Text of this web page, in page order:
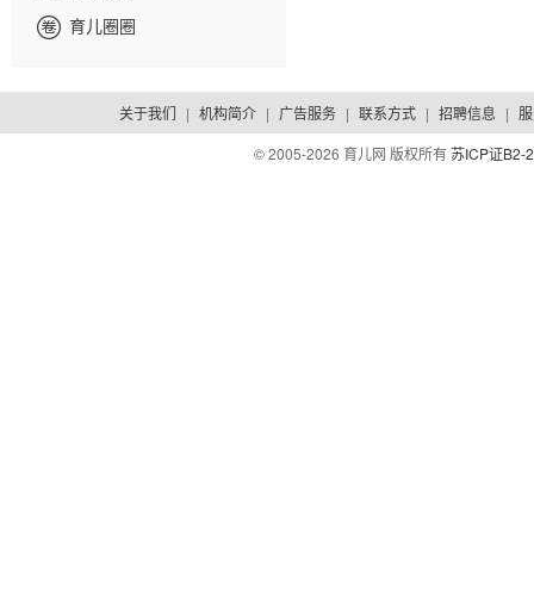
育儿圈圈
关于我们 | 机构简介 | 广告服务 | 联系方式 | 招聘信息 |
© 2005-2026 育儿网 版权所有苏ICP证B2-